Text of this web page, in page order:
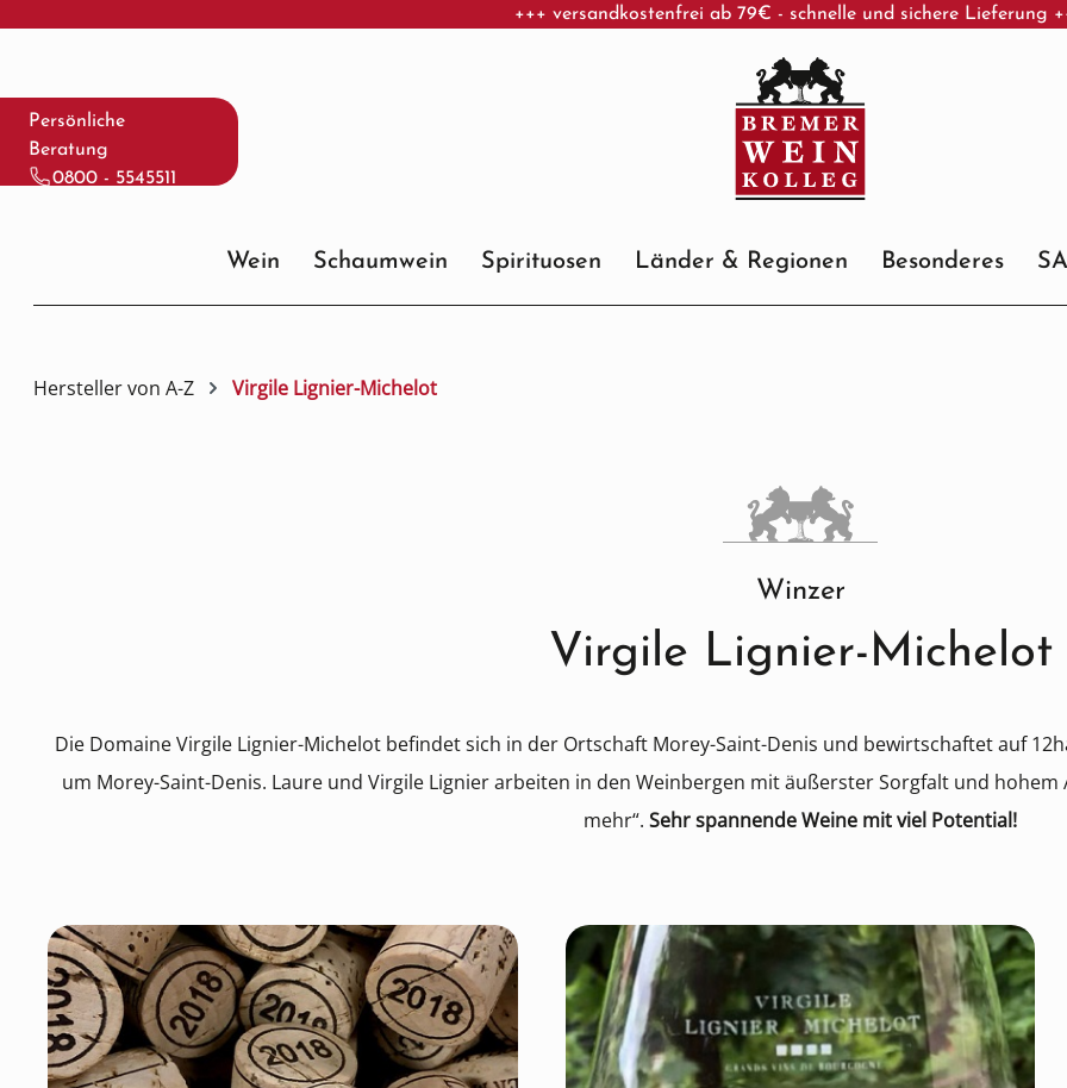
Hauptinhalt springen
Zur Suche springen
Zur Hauptnavigation springen
Persönliche
Beratung
0800 - 5545511
+++ versandkostenfrei ab 79€ - schnelle und sichere Lieferung
Wein Schaumwein Spirituosen Länder & Regionen Besonderes
Hersteller von A-Z Virgile Lignier-Michelot
Winzer
Virgile Lignier-Michelot
Die Domaine Virgile Lignier-Michelot befindet sich in der Ortschaft Morey-Saint-Denis und bewirtschaftet auf
um Morey-Saint-Denis. Laure und Virgile Lignier arbeiten in den Weinbergen mit äußerster Sorgfalt und
mehr“. Sehr spannende Weine mit viel Potential!